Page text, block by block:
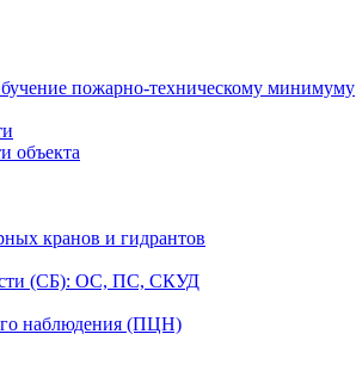
пожарно-техническому минимуму
объекта
кранов и гидрантов
(СБ): ОС, ПС, СКУД
наблюдения (ПЦН)